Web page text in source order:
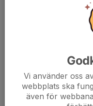
Vi använder oss
webbplats ska
även för